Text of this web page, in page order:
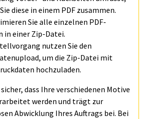
diese in einem PDF zusammen.
Sie alle einzelnen PDF-
in einer Zip-Datei.
nutzen Sie den
um die Zip-Datei mit
hochzuladen.
dass Ihre verschiedenen Motive
werden und trägt zur
Abwicklung Ihres Auftrags bei. Bei